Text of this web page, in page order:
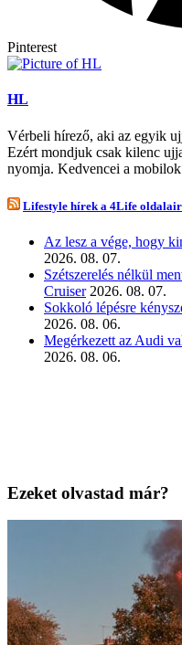
Pinterest
HL
Vérbeli hírező, aki az egyik
Ezért mondjuk csak kilenc
nyomja. Kedvencei a
Lifestyle hírek a 4Life
Az lesz a vége, hogy
2026. 08. 07.
Szétszerelés nélkül
Cruiser 2026. 08. 07.
Sokkoló lépésre
2026. 08. 06.
Megérkezett az Audi
2026. 08. 06.
Ezeket olvastad már?